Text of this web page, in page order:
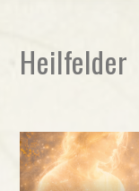
Heilfelder